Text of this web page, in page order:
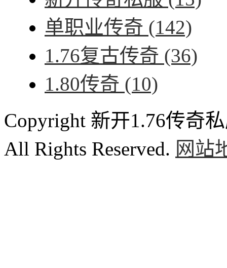
单职业传奇 (142)
1.76复古传奇 (36)
1.80传奇 (10)
Copyright 新开1.76传奇
All Rights Reserved. 网站